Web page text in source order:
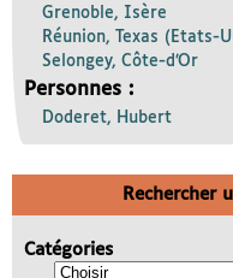
Grenoble, Isère
Réunion, Texas (Etats-
Selongey, Côte-d’Or
Personnes :
Doderet, Hubert
Rechercher
Catégories